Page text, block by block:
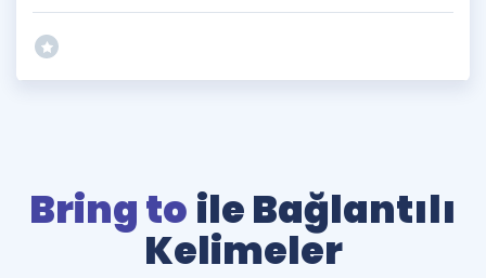
Bring to ile Bağlantılı
Kelimeler